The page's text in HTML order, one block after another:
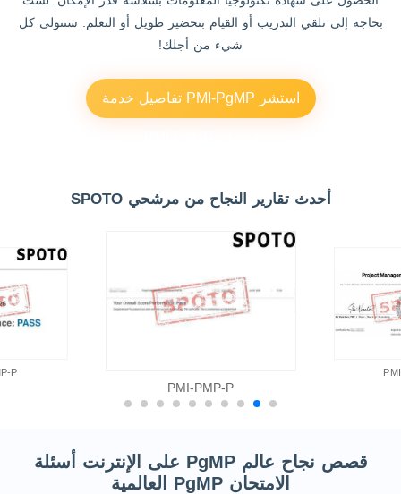
بحاجة إلى تلقي التدريب أو القيام بتحضير طويل أو التعلم. سنتولى كل
شيء من أجلك!
استشر PMI-PgMP تفاصيل خدمة
أحدث تقارير النجاح من مرشحي SPOTO
PMI-PMP-P
P
قصص نجاح عالم PgMP على الإنترنت أسئلة
الامتحان PgMP العالمية